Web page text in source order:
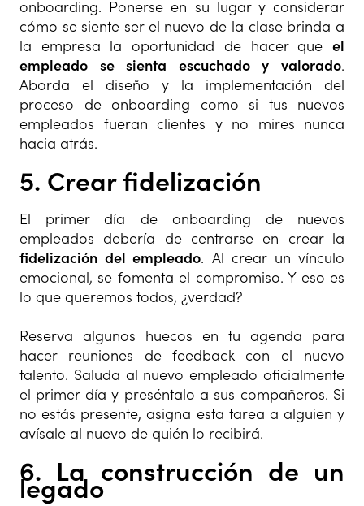
onboarding. Ponerse en su lugar y considerar
cómo se siente ser el nuevo de la clase brinda a
la empresa la oportunidad de hacer que el
empleado se sienta escuchado y valorado.
Aborda el diseño y la implementación del
proceso de onboarding como si tus nuevos
empleados fueran clientes y no mires nunca
hacia atrás.
5. Crear fidelización
El primer día de onboarding de nuevos
empleados debería de centrarse en crear la
fidelización del empleado. Al crear un vínculo
emocional, se fomenta el compromiso. Y eso es
lo que queremos todos, ¿verdad?
Reserva algunos huecos en tu agenda para
hacer reuniones de feedback con el nuevo
talento. Saluda al nuevo empleado oficialmente
el primer día y preséntalo a sus compañeros. Si
no estás presente, asigna esta tarea a alguien y
avísale al nuevo de quién lo recibirá.
6. La construcción de un
legado